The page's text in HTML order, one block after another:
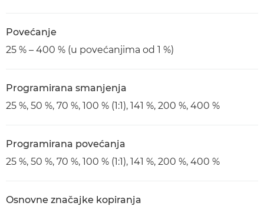
Povećanje
25 % – 400 % (u povećanjima od 1 %)
Programirana smanjenja
25 %, 50 %, 70 %, 100 % (1:1), 141 %, 200 %, 400 %
Programirana povećanja
25 %, 50 %, 70 %, 100 % (1:1), 141 %, 200 %, 400 %
Osnovne značajke kopiranja